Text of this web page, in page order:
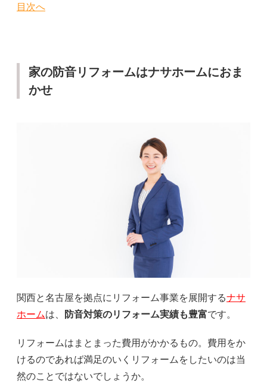
目次へ
家の防音リフォームはナサホームにおま
かせ
関西と名古屋を拠点にリフォーム事業を展開するナサ
ホームは、 防音対策のリフォーム実績も豊富です。
リフォームはまとまった費用がかかるもの。費用をか
けるのであれば満足のいくリフォームをしたいのは当
然のことではないでしょうか。